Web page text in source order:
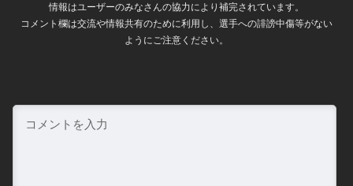
情報はユーザーのみなさんの協力により補完されています。
コメント欄は交流や情報共有のために利用し、選手への誹謗中傷等がない
ようにご注意ください。